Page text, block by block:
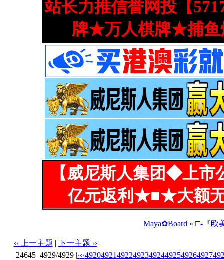
站长力推信誉网投【
牌★万人棋牌★捕鱼
【威尼斯人集团◆上
亿元返利★■★大额
Maya✿Board » □-『欧
‹‹ 上一主题 | 下一主题 ››
24645 4929/4929 |‹‹‹49204921492249234924492549264927